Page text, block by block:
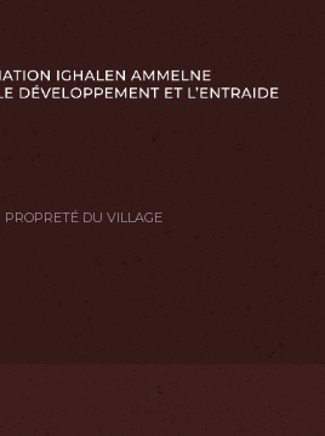
PROPRETÉ DU VILLAGE